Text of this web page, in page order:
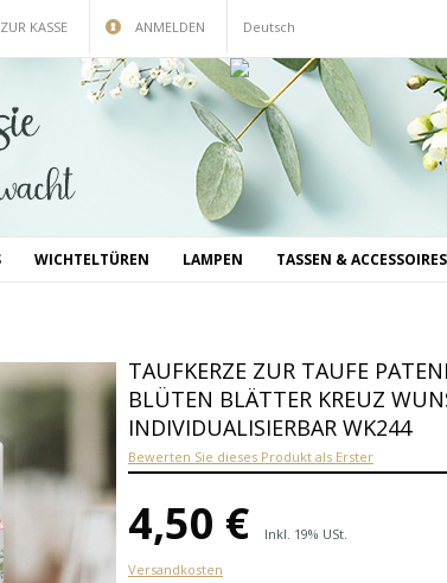
ZUR KASSE ANMELDEN Deutsch
WICHTELTÜREN LAMPEN TASSEN & ACCESSOIRES
TAUFKERZE ZUR TAUFE
BLÜTEN BLÄTTER KREUZ
INDIVIDUALISIERBAR WK244
Bewerten Sie dieses Produkt als Erster
4,50 €
Inkl. 19% USt.
Versandkosten